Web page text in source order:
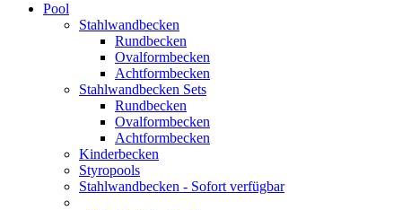
Pool
Stahlwandbecken
Rundbecken
Ovalformbecken
Achtformbecken
Stahlwandbecken Sets
Rundbecken
Ovalformbecken
Achtformbecken
Kinderbecken
Styropools
Stahlwandbecken - Sofort verfügbar